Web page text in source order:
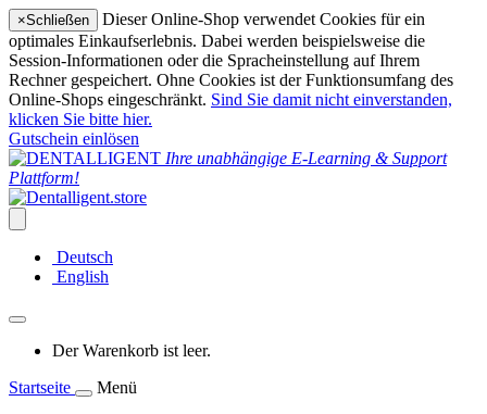
×Schließen
Dieser Online-Shop verwendet Cookies für ein
optimales Einkaufserlebnis. Dabei werden beispielsweise die
Session-Informationen oder die Spracheinstellung auf Ihrem
Rechner gespeichert. Ohne Cookies ist der Funktionsumfang des
Online-Shops eingeschränkt. Sind Sie damit nicht einverstanden,
klicken Sie bitte hier.
Gutschein einlösen
Ihre unabhängige E-Learning & Support
Plattform!
Deutsch
English
Der Warenkorb ist leer.
Startseite
Menü